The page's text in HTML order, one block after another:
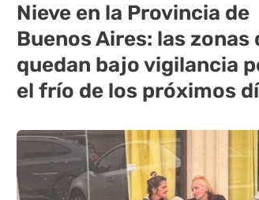
Nieve en la Provincia de
Buenos Aires: las zonas
quedan bajo vigilancia
el frío de los próximos